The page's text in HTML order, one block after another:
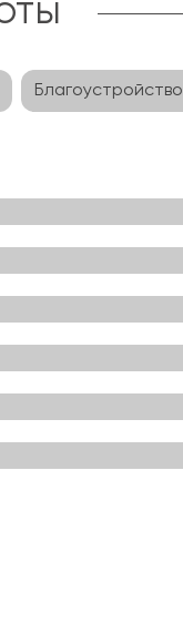
Благоустройство